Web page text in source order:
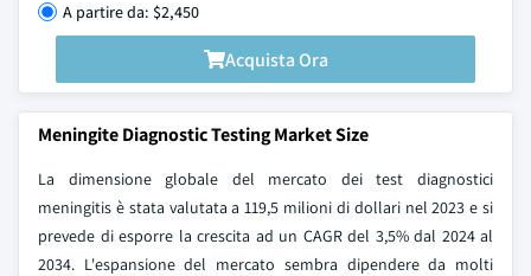
A partire da: $2,450
Acquista Ora
Meningite Diagnostic Testing Market Size
La dimensione globale del mercato dei test diagnostici
meningitis è stata valutata a 119,5 milioni di dollari nel 2023 e si
prevede di esporre la crescita ad un CAGR del 3,5% dal 2024 al
2034. L'espansione del mercato sembra dipendere da molti